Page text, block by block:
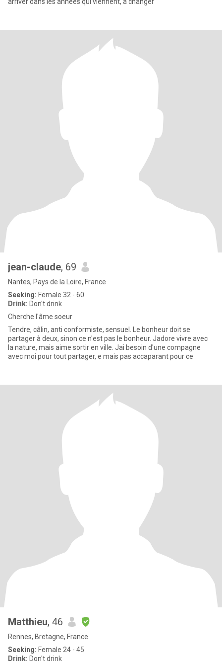
jean-claude, 69
Nantes, Pays de la Loire, France
Seeking: Female 32 - 60
Drink: Don't drink
Cherche l'âme soeur
Tendre, câlin, anti conformiste, sensuel. Le bonheur doit se
partager à deux, sinon ce n'est pas le bonheur. Jadore vivre avec
la nature, mais aime sortir en ville. Jai besoin d'une compagne
avec moi pour tout partager, e mais pas accaparant pour ce
Matthieu, 46
Rennes, Bretagne, France
Seeking: Female 24 - 45
Drink: Don't drink